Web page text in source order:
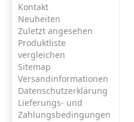
Kontakt
Neuheiten
Zuletzt angesehen
Produktliste
vergleichen
Sitemap
Versandinformationen
Datenschutzerklärung
Lieferungs- und
Zahlungsbedingungen